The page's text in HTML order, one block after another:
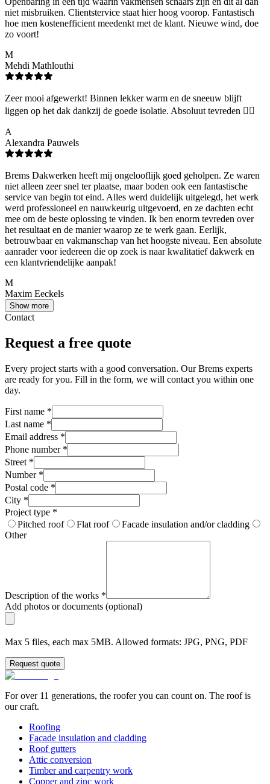
niet misbruiken. Clientstervice staat hier hoog voorop. Fantastisch
hoe men kostenefficient meedenkt met de klant. Nieuwe wind, doe
zo voort!
M
Mehdi Mathlouthi
Zeer mooi afgewerkt! Binnen lekker warm en de sneeuw blijft
liggen op het dak dankzij de goede isolatie. Absoluut tevreden 👌🏻
A
Alexandra Pauwels
Brems Dakwerken heeft mij ongelooflijk goed geholpen. Ze waren
niet alleen zeer snel ter plaatse, maar boden ook een fantastische
service van begin tot eind. Alles werd duidelijk uitgelegd, het werk
werd professioneel en nauwkeurig uitgevoerd, en ze dachten echt
mee om de beste oplossing te vinden. Ik ben enorm tevreden over
het resultaat en de manier waarop ze te werk gaan. Eerlijk,
betrouwbaar en vakmanschap van het hoogste niveau. Een absolute
aanrader voor iedereen die op zoek is naar kwalitatief dakwerk en
een klantvriendelijke aanpak!
M
Maxim Eeckels
Show more
Contact
Request a free quote
Every project starts with a good conversation. Our Brems experts
are ready for you. Fill in the form, we will contact you within one
day.
First name *
Last name *
Email address *
Phone number *
Street *
Number *
Postal code *
City *
Project type *
Pitched roof
Flat roof
Facade insulation and/or cladding
Other
Description of the works *
Add photos or documents (optional)
Max 5 files, each max 5MB. Allowed formats: JPG, PNG, PDF
Request quote
For over 11 generations, the roofer you can count on. The roof is
our craft.
Roofing
Facade insulation and cladding
Roof gutters
Attic conversion
Timber and carpentry work
Copper and zinc work